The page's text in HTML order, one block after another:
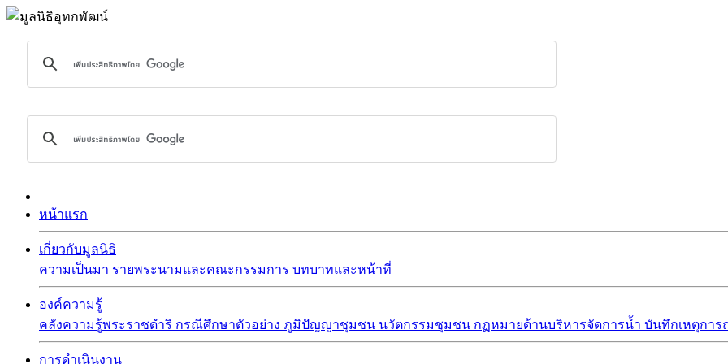
หน้าแรก
เกี่ยวกับมูลนิธิ
ความเป็นมา รายพระนามและคณะกรรมการ บทบาทและหน้าที่
องค์ความรู้
คลังความรู้พระราชดำริ กรณีศึกษาตัวอย่าง ภูมิปัญญาชุมชน นวัตกรรมชุมชน กฏหมายด้านบริหารจัดการน้ำ บันทึกเหตุกา
การดำเนินงาน